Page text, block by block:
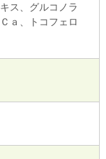
ス、グルコノラ
ａ、トコフェロ